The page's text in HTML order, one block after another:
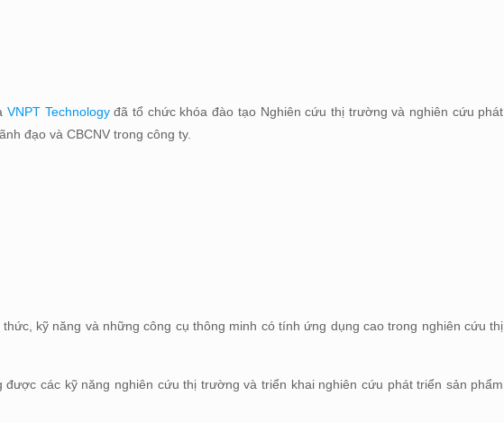
VNPT Technologyđã tổ chức khóa đào tạo Nghiên cứu thị trường và nghiên cứu phát
đạo và CBCNV trong công ty.
kỹ năng và những công cụ thông minh có tính ứng dụng cao trong nghiên cứu thị
các kỹ năng nghiên cứu thị trường và triển khai nghiên cứu phát triển sản phẩm